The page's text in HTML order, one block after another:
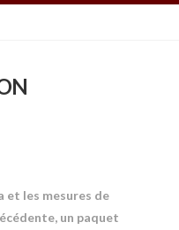
et les mesures de
un paquet